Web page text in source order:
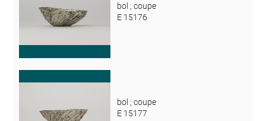
bol ; coupe
E 15176
bol ; coupe
E 15177